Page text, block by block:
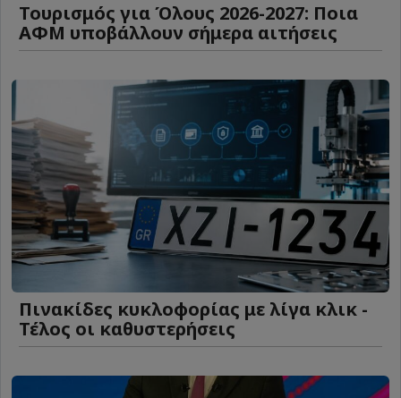
Τουρισμός για Όλους 2026-2027: Ποια
ΑΦΜ υποβάλλουν σήμερα αιτήσεις
Πινακίδες κυκλοφορίας με λίγα κλικ -
Τέλος οι καθυστερήσεις